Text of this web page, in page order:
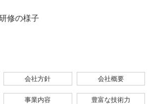
修の様子
会社方針 会社概要
事業内容 豊富な技術力